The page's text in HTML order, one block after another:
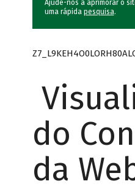
Ajude-nos a aprimorar o
uma rápida pesquisa.
do
da